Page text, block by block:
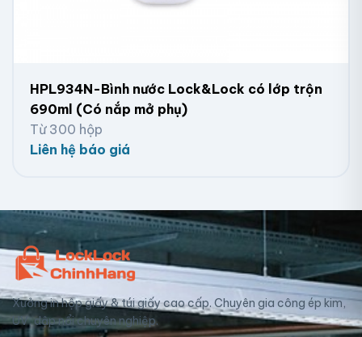
HPL934N-Bình nước Lock&Lock có lớp trộn
690ml (Có nắp mở phụ)
Từ 300 hộp
Liên hệ báo giá
Xưởng in hộp giấy & túi giấy cao cấp. Chuyên gia công ép kim,
UV, dập nổi chuyên nghiệp.